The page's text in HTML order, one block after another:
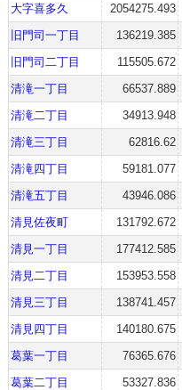
大字喜多久
2054275.493
旧門司一丁目
136219.385
旧門司二丁目
115505.672
清滝一丁目
66537.889
清滝二丁目
34913.948
清滝三丁目
62816.62
清滝四丁目
59181.077
清滝五丁目
43946.086
清見佐夜町
131792.672
清見一丁目
177412.585
清見二丁目
153953.558
清見三丁目
138741.457
清見四丁目
140180.675
葛葉一丁目
76365.676
葛葉二丁目
53327.836